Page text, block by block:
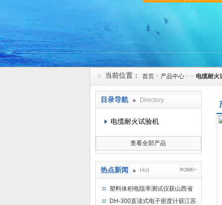
当前位置： 首页 > 产品中心 > > 电缆耐火
目录导航 Directory
电缆耐火试验机
查看全部产品
热点新闻 Hot ROME+
塑料体积电阻率测试仪获山西省
水利机械厂选用
DH-300直读式电子密度计获江苏